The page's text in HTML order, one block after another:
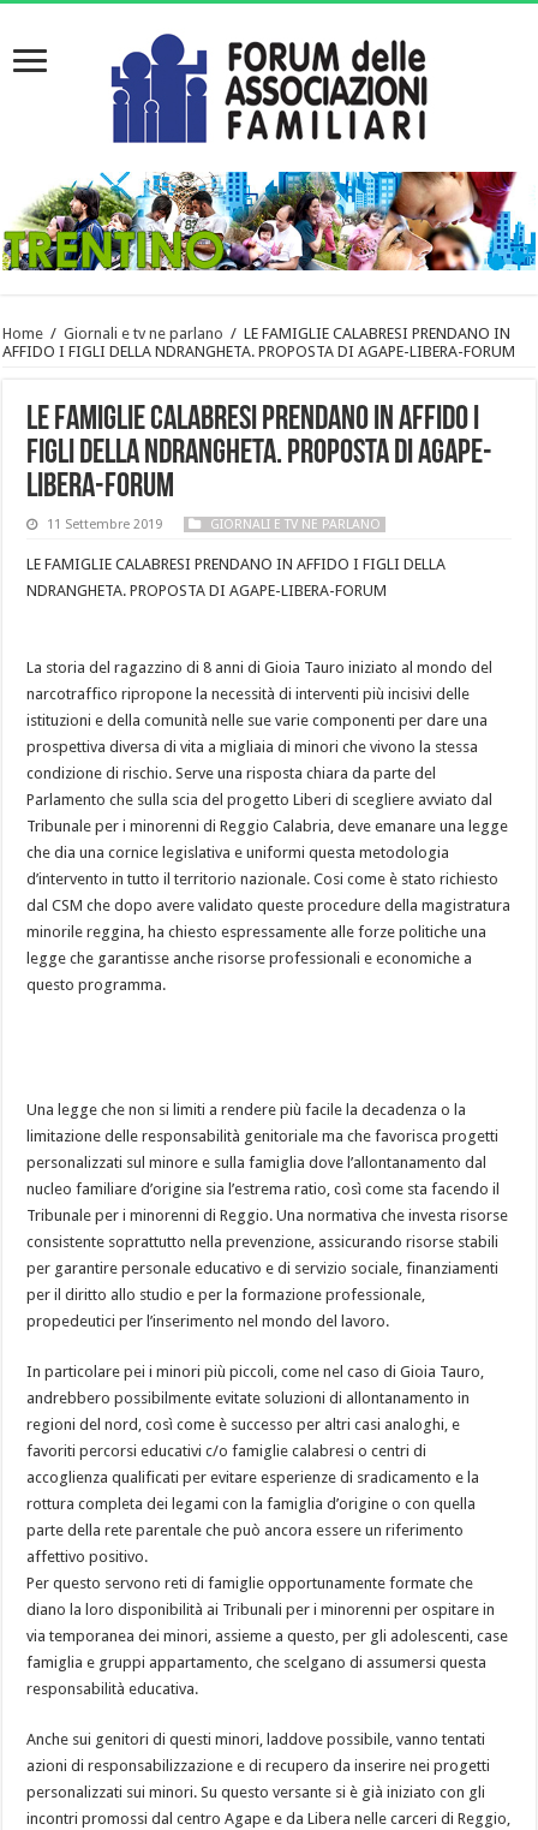
Home / Giornali e tv ne parlano / LE FAMIGLIE CALABRESI PRENDANO IN
AFFIDO I FIGLI DELLA NDRANGHETA. PROPOSTA DI AGAPE-LIBERA-FORUM
LE FAMIGLIE CALABRESI PRENDANO IN AFFIDO I
FIGLI DELLA NDRANGHETA. PROPOSTA DI AGAPE-
LIBERA-FORUM
11 Settembre 2019 GIORNALI E TV NE PARLANO
LE FAMIGLIE CALABRESI PRENDANO IN AFFIDO I FIGLI DELLA
NDRANGHETA. PROPOSTA DI AGAPE-LIBERA-FORUM
La storia del ragazzino di 8 anni di Gioia Tauro iniziato al mondo del
narcotraffico ripropone la necessità di interventi più incisivi delle
istituzioni e della comunità nelle sue varie componenti per dare una
prospettiva diversa di vita a migliaia di minori che vivono la stessa
condizione di rischio. Serve una risposta chiara da parte del
Parlamento che sulla scia del progetto Liberi di scegliere avviato dal
Tribunale per i minorenni di Reggio Calabria, deve emanare una legge
che dia una cornice legislativa e uniformi questa metodologia
d’intervento in tutto il territorio nazionale. Cosi come è stato richiesto
dal CSM che dopo avere validato queste procedure della magistratura
minorile reggina, ha chiesto espressamente alle forze politiche una
legge che garantisse anche risorse professionali e economiche a
questo programma.
Una legge che non si limiti a rendere più facile la decadenza o la
limitazione delle responsabilità genitoriale ma che favorisca progetti
personalizzati sul minore e sulla famiglia dove l’allontanamento dal
nucleo familiare d’origine sia l’estrema ratio, così come sta facendo il
Tribunale per i minorenni di Reggio. Una normativa che investa risorse
consistente soprattutto nella prevenzione, assicurando risorse stabili
per garantire personale educativo e di servizio sociale, finanziamenti
per il diritto allo studio e per la formazione professionale,
propedeutici per l’inserimento nel mondo del lavoro.
In particolare pei i minori più piccoli, come nel caso di Gioia Tauro,
andrebbero possibilmente evitate soluzioni di allontanamento in
regioni del nord, così come è successo per altri casi analoghi, e
favoriti percorsi educativi c/o famiglie calabresi o centri di
accoglienza qualificati per evitare esperienze di sradicamento e la
rottura completa dei legami con la famiglia d’origine o con quella
parte della rete parentale che può ancora essere un riferimento
affettivo positivo.
Per questo servono reti di famiglie opportunamente formate che
diano la loro disponibilità ai Tribunali per i minorenni per ospitare in
via temporanea dei minori, assieme a questo, per gli adolescenti, case
famiglia e gruppi appartamento, che scelgano di assumersi questa
responsabilità educativa.
Anche sui genitori di questi minori, laddove possibile, vanno tentati
azioni di responsabilizzazione e di recupero da inserire nei progetti
personalizzati sui minori. Su questo versante si è già iniziato con gli
incontri promossi dal centro Agape e da Libera nelle carceri di Reggio,